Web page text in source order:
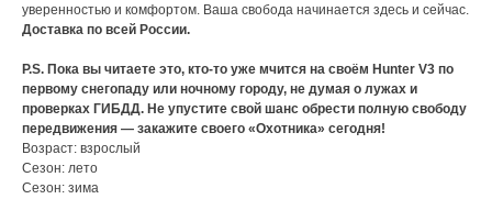
уверенностью и комфортом. Ваша свобода начинается здесь и сейчас.
Доставка по всей России.
P.S. Пока вы читаете это, кто-то уже мчится на своём Hunter V3 по
первому снегопаду или ночному городу, не думая о лужах и
проверках ГИБДД. Не упустите свой шанс обрести полную свободу
передвижения — закажите своего «Охотника» сегодня!
Возраст: взрослый
Сезон: лето
Сезон: зима